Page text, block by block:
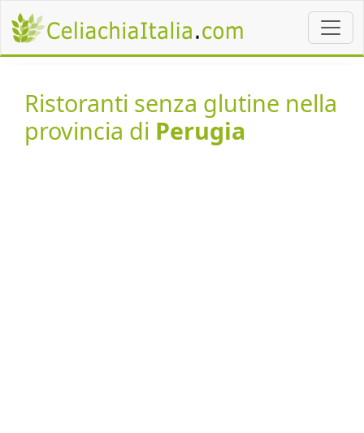
Ristoranti senza glutine nella
provincia di Perugia